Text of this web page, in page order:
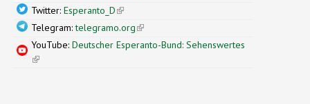
Twitter:Esperanto_D(link is external)
Telegram:telegramo.org(link is external)
YouTube:Deutscher Esperanto-Bund: Sehenswertes
(link is external)